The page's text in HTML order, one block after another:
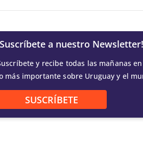
a nuestro Newsletter!
y recibe todas las mañanas
más importante sobre Uruguay y el
SUSCRÍBETE